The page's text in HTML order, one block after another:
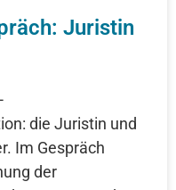
Juristin
die Juristin und
Im Gespräch
der